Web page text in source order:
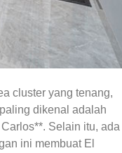
cluster yang tenang,
dikenal adalah
Selain itu, ada
ini membuat El